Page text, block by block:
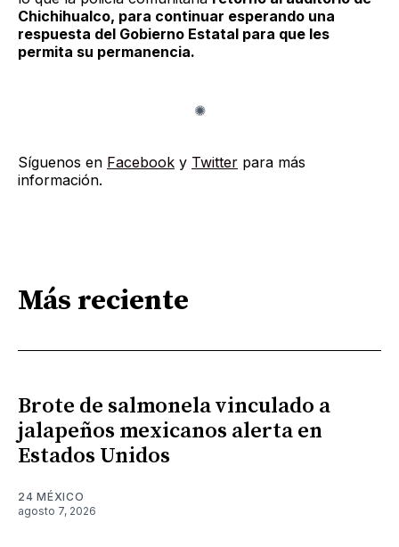
Chichihualco, para continuar esperando una
respuesta del Gobierno Estatal para que les
permita su permanencia.
Síguenos en Facebook y Twitter para más
información.
Más reciente
Brote de salmonela vinculado a
jalapeños mexicanos alerta en
Estados Unidos
24 MÉXICO
agosto 7, 2026